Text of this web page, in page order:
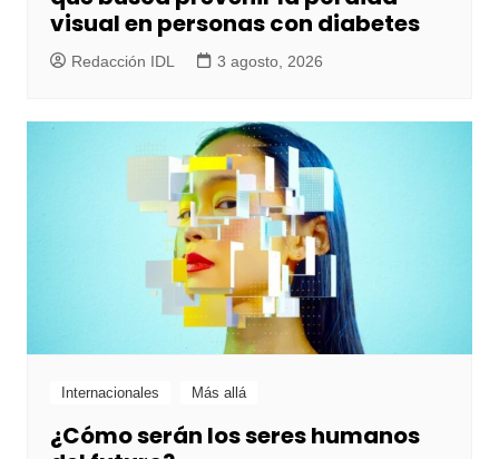
visual en personas con diabetes
Redacción IDL 3 agosto, 2026
Internacionales Más allá
¿Cómo serán los seres humanos